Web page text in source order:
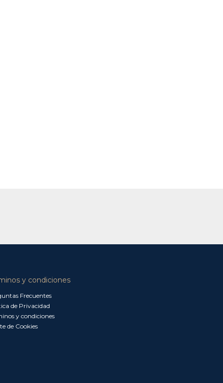
y condiciones
Frecuentes
de Privacidad
y condiciones
de Cookies